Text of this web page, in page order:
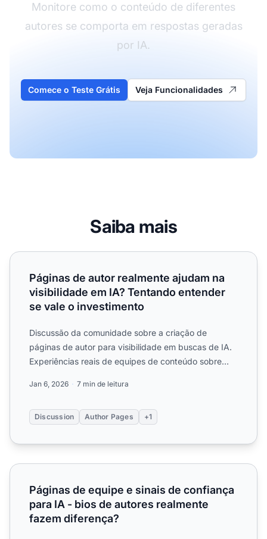
Monitore como o conteúdo de diferentes
autores se comporta em respostas geradas
por IA.
Comece o Teste Grátis Veja Funcionalidades
Saiba mais
Páginas de autor realmente ajudam na visibilidade em
Páginas de autor realmente ajudam na
visibilidade em IA? Tentando entender
se vale o investimento
Discussão da comunidade sobre a criação de
páginas de autor para visibilidade em buscas de IA.
Experiências reais de equipes de conteúdo sobre
Jan 6, 2026 7 min de leitura
Discussion Author Pages +1
Páginas de equipe e sinais de confiança para IA - bios
Páginas de equipe e sinais de confiança
para IA - bios de autores realmente
fazem diferença?